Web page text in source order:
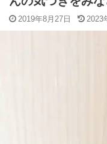
2019年8月27日 2023